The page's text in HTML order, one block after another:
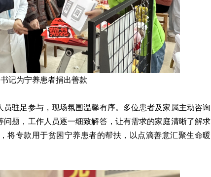
记为宁养患者捐出善款
驻足参与，现场氛围温馨有序。多位患者及家属主动咨询
题，工作人员逐一细致解答，让有需求的家庭清晰了解求
将专款用于贫困宁养患者的帮扶，以点滴善意汇聚生命暖